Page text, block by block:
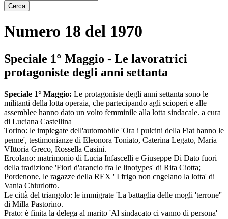
Cerca
Numero 18 del 1970
Speciale 1° Maggio - Le lavoratrici
protagoniste degli anni settanta
Speciale 1° Maggio: Le protagoniste degli anni settanta sono le
militanti della lotta operaia, che partecipando agli scioperi e alle
assemblee hanno dato un volto femminile alla lotta sindacale. a cura
di Luciana Castellina
Torino: le impiegate dell'automobile 'Ora i pulcini della Fiat hanno le
penne', testimonianze di Eleonora Toniato, Caterina Legato, Maria
VIttoria Greco, Rossella Casini.
Ercolano: matrimonio di Lucia Infascelli e Giuseppe Di Dato fuori
della tradizione 'Fiori d'arancio fra le linotypes' di Rita Ciotta;
Pordenone, le ragazze della REX ' I frigo non cngelano la lotta' di
Vania Chiurlotto.
Le città del triangolo: le immigrate 'La battaglia delle mogli 'terrone''
di Milla Pastorino.
Prato: è finita la delega al marito 'Al sindacato ci vanno di persona'